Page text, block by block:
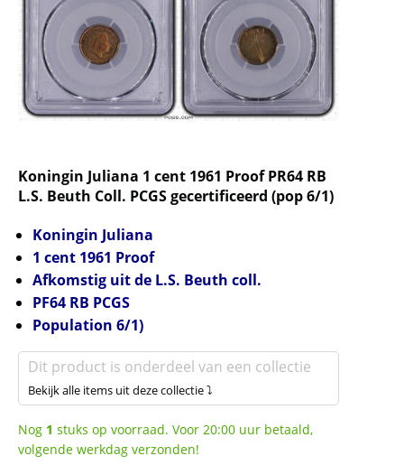
Koningin Juliana 1 cent 1961 Proof PR64 RB
L.S. Beuth Coll. PCGS gecertificeerd (pop 6/1)
Koningin Juliana
1 cent 1961 Proof
Afkomstig uit de L.S. Beuth coll.
PF64 RB PCGS
Population 6/1)
Dit product is onderdeel van een collectie
Bekijk alle items uit deze collectie ⤵
Nog 1 stuks op voorraad. Voor 20:00 uur betaald,
volgende werkdag verzonden!